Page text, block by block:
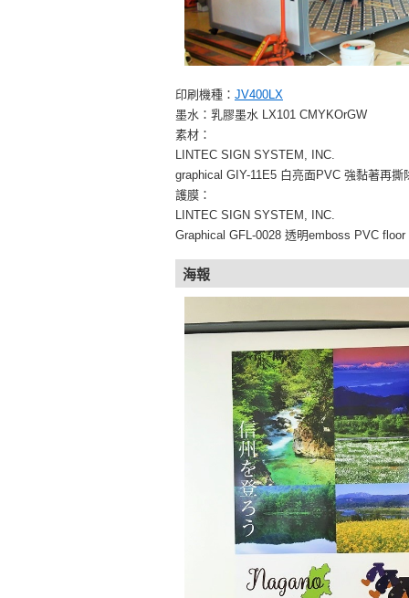
印刷機種： JV400LX
墨水：乳膠墨水 LX101 CMYKOrGW
素材：
LINTEC SIGN SYSTEM, INC.
graphical GIY-11E5 白亮面PVC 強黏著再撕
護膜：
LINTEC SIGN SYSTEM, INC.
Graphical GFL-0028 透明emboss PVC floor
海報